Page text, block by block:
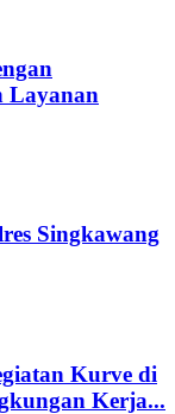
Layanan
Singkawang
Kurve di
Kerja...